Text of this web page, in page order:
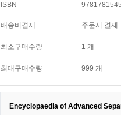
ISBN
배송비결제 주문시 결제
최소구매수량 1 개
최대구매수량 999 개
Encyclopaedia of Advanced